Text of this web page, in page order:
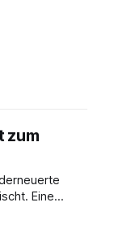
zum
Eine